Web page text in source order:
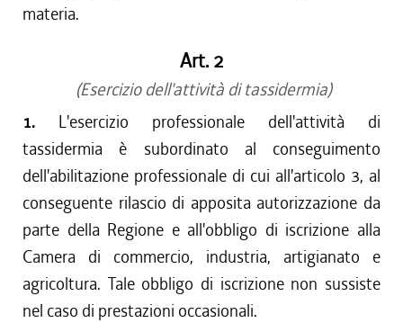
materia.
Art. 2
(Esercizio dell'attività di tassidermia)
1. L'esercizio professionale dell'attività di
tassidermia è subordinato al conseguimento
dell'abilitazione professionale di cui all'articolo 3, al
conseguente rilascio di apposita autorizzazione da
parte della Regione e all'obbligo di iscrizione alla
Camera di commercio, industria, artigianato e
agricoltura. Tale obbligo di iscrizione non sussiste
nel caso di prestazioni occasionali.